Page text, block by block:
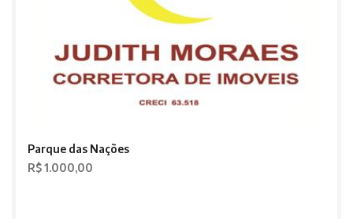
Parque das Nações
R$ 1.000,00